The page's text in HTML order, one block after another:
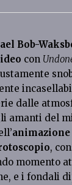
Bob-
con
dalle
amanti del
,
momento
e i fondali